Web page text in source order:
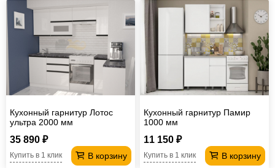
Кухонный гарнитур Лотос
ультра 2000 мм
35 890 ₽
В корзину
Купить в 1 клик
Кухонный гарнитур Памир
1000 мм
11 150 ₽
В корзину
Купить в 1 клик